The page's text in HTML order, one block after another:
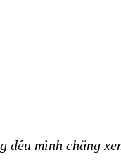
đều mình chẳng